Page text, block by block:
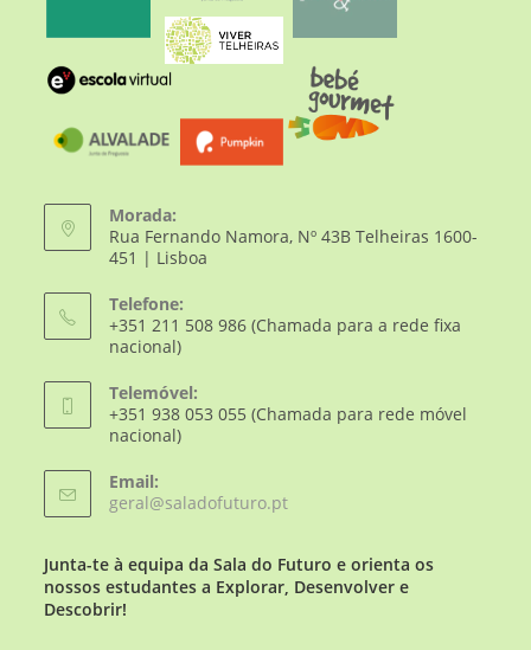
Morada:
Rua Fernando Namora, Nº 43B Telheiras 1600-
451 | Lisboa
Telefone:
+351 211 508 986 (Chamada para a rede fixa
nacional)
Telemóvel:
+351 938 053 055 (Chamada para rede móvel
nacional)
Email:
geral@saladofuturo.pt
Junta-te à equipa da Sala do Futuro e orienta os
nossos estudantes a Explorar, Desenvolver e
Descobrir!